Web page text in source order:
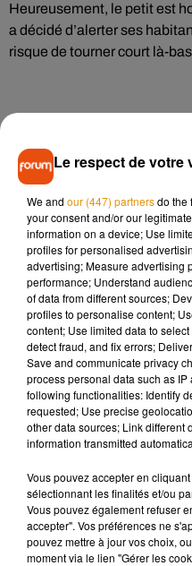
Heureusement, le petit est
a décidé d’alerter ses
risque de tourner court là-bas
Le respect de votre
We and our (447) partnersdo the
your consent and/or our
information on a device; Use
profiles for personalised
advertising; Measure advertising
performance; Understand
of data from different sources;
profiles to personalise content;
content; Use limited data to
detect fraud, and fix errors;
Save and communicate privacy
process personal data such as
following functionalities: Identify
requested; Use precise
other data sources; Link different
information transmitted
Vous pouvez accepter en
sélectionnant les finalités et/ou
Vous pouvez également refuser
accepter". Vos préférences ne
pouvez mettre à jour vos choix,
moment via le lien "Gérer les